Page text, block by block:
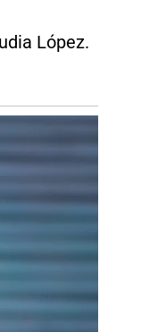
López.